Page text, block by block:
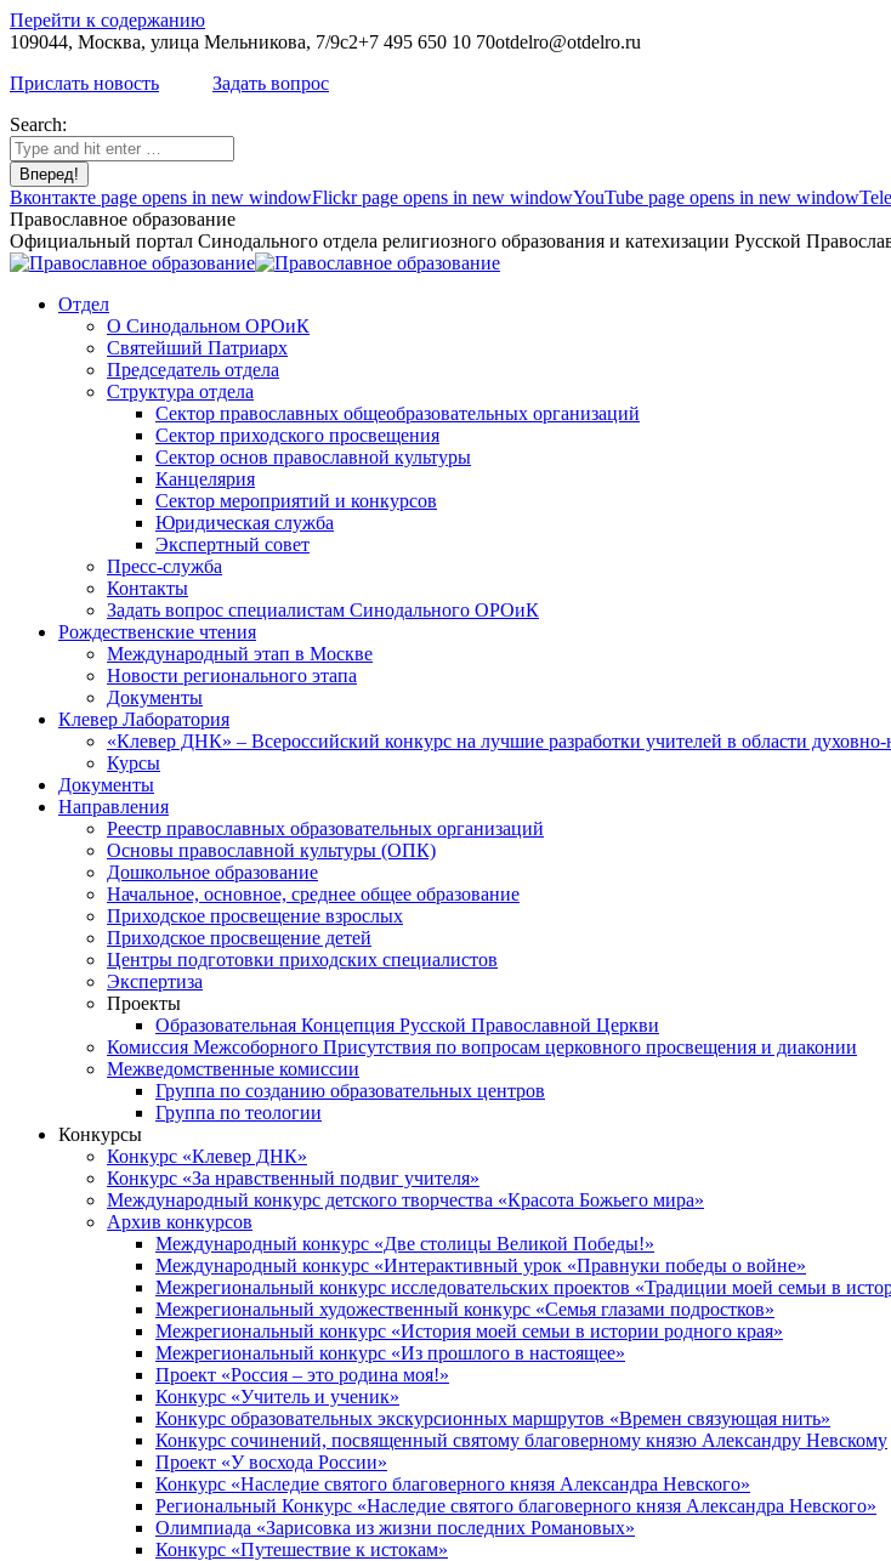
Перейти к содержанию
109044, Москва, улица Мельникова, 7/9с2+7 495 650 10 70otdelro@otdelro.ru
Прислать новость
Задать вопрос
Search:
Вконтакте page opens in new windowFlickr page opens in new windowYouTube page opens in new window
Православное образование
Официальный портал Синодального отдела религиозного образования и катехизации Русской
Отдел
О Синодальном ОРОиК
Святейший Патриарх
Председатель отдела
Структура отдела
Сектор православных общеобразовательных организаций
Сектор приходского просвещения
Сектор основ православной культуры
Канцелярия
Сектор мероприятий и конкурсов
Юридическая служба
Экспертный совет
Пресс-служба
Контакты
Задать вопрос специалистам Синодального ОРОиК
Рождественские чтения
Международный этап в Москве
Новости регионального этапа
Документы
Клевер Лаборатория
«Клевер ДНК» – Всероссийский конкурс на лучшие разработки учителей в области
Курсы
Документы
Направления
Реестр православных образовательных организаций
Основы православной культуры (ОПК)
Дошкольное образование
Начальное, основное, среднее общее образование
Приходское просвещение взрослых
Приходское просвещение детей
Центры подготовки приходских специалистов
Экспертиза
Проекты
Образовательная Концепция Русской Православной Церкви
Комиссия Межсоборного Присутствия по вопросам церковного просвещения и диаконии
Межведомственные комиссии
Группа по созданию образовательных центров
Группа по теологии
Конкурсы
Конкурс «Клевер ДНК»
Конкурс «За нравственный подвиг учителя»
Международный конкурс детского творчества «Красота Божьего мира»
Архив конкурсов
Международный конкурс «Две столицы Великой Победы!»
Международный конкурс «Интерактивный урок «Правнуки победы о войне»
Межрегиональный конкурс исследовательских проектов «Традиции моей семьи в
Межрегиональный художественный конкурс «Семья глазами подростков»
Межрегиональный конкурс «История моей семьи в истории родного края»
Межрегиональный конкурс «Из прошлого в настоящее»
Проект «Россия – это родина моя!»
Конкурс «Учитель и ученик»
Конкурс образовательных экскурсионных маршрутов «Времен связующая нить»
Конкурс сочинений, посвященный святому благоверному князю Александру Невскому
Проект «У восхода России»
Конкурс «Наследие святого благоверного князя Александра Невского»
Региональный Конкурс «Наследие святого благоверного князя Александра Невского»
Олимпиада «Зарисовка из жизни последних Романовых»
Конкурс «Путешествие к истокам»